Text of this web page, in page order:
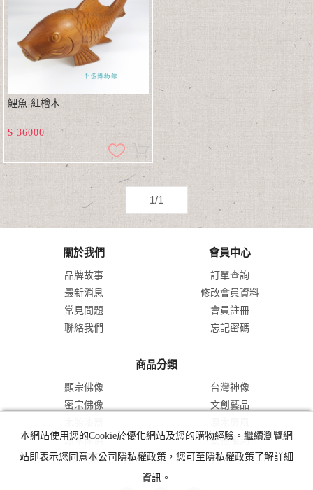
鯉魚-紅檜木
$ 36000
1/1
關於我們
品牌故事
最新消息
常見問題
聯絡我們
會員中心
訂單查詢
修改會員資料
會員註冊
忘記密碼
商品分類
顯宗佛像
台灣神像
密宗佛像
文創藝品
原木傢俱
動物雕刻
宗教用品
本網站使用您的Cookie於優化網站及您的購物經驗。繼續瀏覽網
站即表示您同意本公司隱私權政策，您可至隱私權政策了解詳細
資訊。